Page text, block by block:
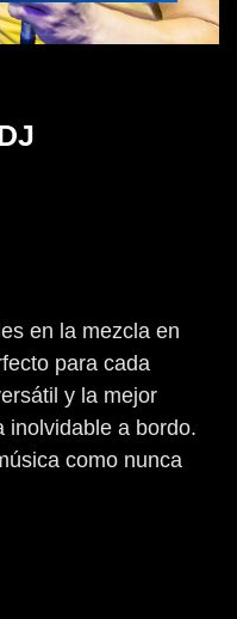
en la mezcla en
para cada
y la mejor
inolvidable a bordo.
como nunca